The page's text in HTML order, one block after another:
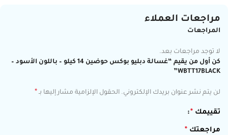
مراجعات العملاء
المراجعات
لا توجد مراجعات بعد.
كن أول من يقيم “غسالة دبليو بوكس حوضين 14 كيلو – باللون الأسود –
WBTT17BLACK”
لن يتم نشر عنوان بريدك الإلكتروني. الحقول الإلزامية مشار إليها بـ *
تقييمك *
مراجعتك *